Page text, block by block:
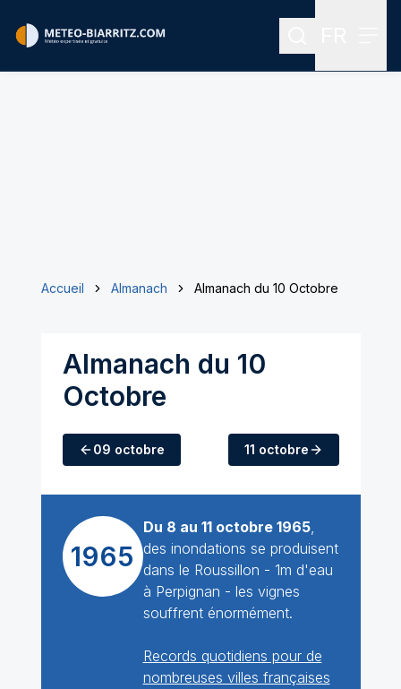
Rechercher
Accueil Almanach Almanach du 10 Octobre
Almanach du 10
Octobre
09 octobre 11 octobre
1965
Du 8 au 11 octobre 1965,
des inondations se produisent
dans le Roussillon - 1m d'eau
à Perpignan - les vignes
souffrent énormément.
Records quotidiens pour de
nombreuses villes françaises